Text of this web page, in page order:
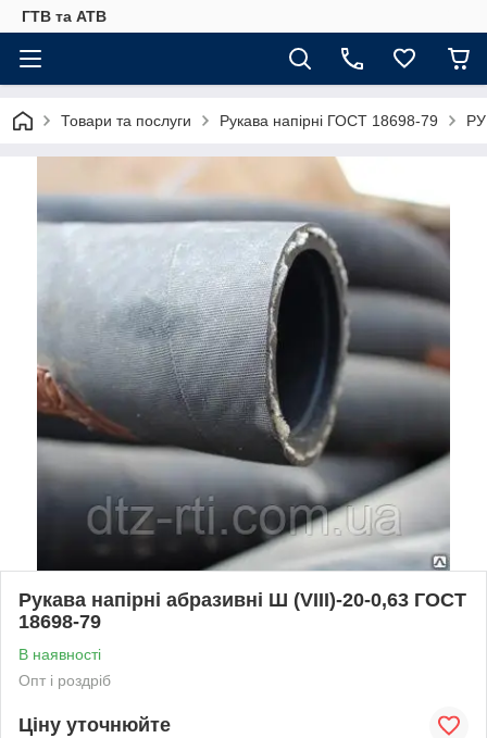
ГТВ та АТВ
Товари та послуги Рукава напірні ГОСТ 18698-79
Рукава напірні абразивні Ш (VIII)-20-0,63 ГОСТ
18698-79
В наявності
Опт і роздріб
Ціну уточнюйте